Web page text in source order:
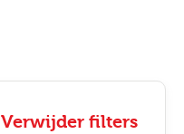
Verwijder filters